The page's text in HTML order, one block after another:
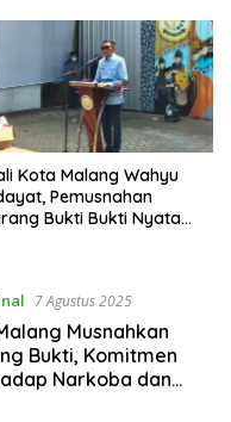
Kota Malang Wahyu
Pemusnahan
Bukti Bukti Nyata
7 Agustus 2025
Musnahkan
Bukti, Komitmen
Narkoba dan